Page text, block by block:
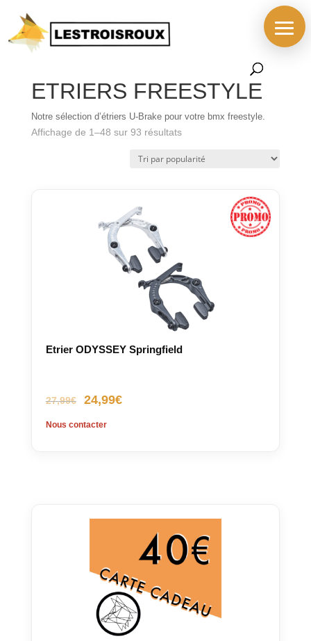
Accueil/BOUTIQUE/PIECES/FREINS
ETRIERS FREESTYLE
Notre sélection d’étriers U-Brake pour votre bmx freestyle.
Affichage de 1–48 sur 93 résultatsTrié
popularité
Etrier ODYSSEY Springfield
27,99€
Le
prix
24,99€Le
Nous contacter